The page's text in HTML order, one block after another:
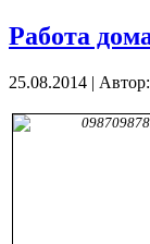
Работа
25.08.2014 |